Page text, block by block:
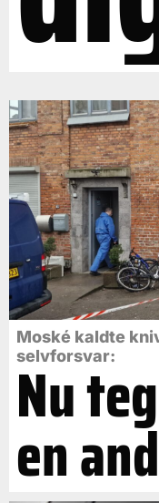
Moské kaldte
selvforsvar:
Nu
en